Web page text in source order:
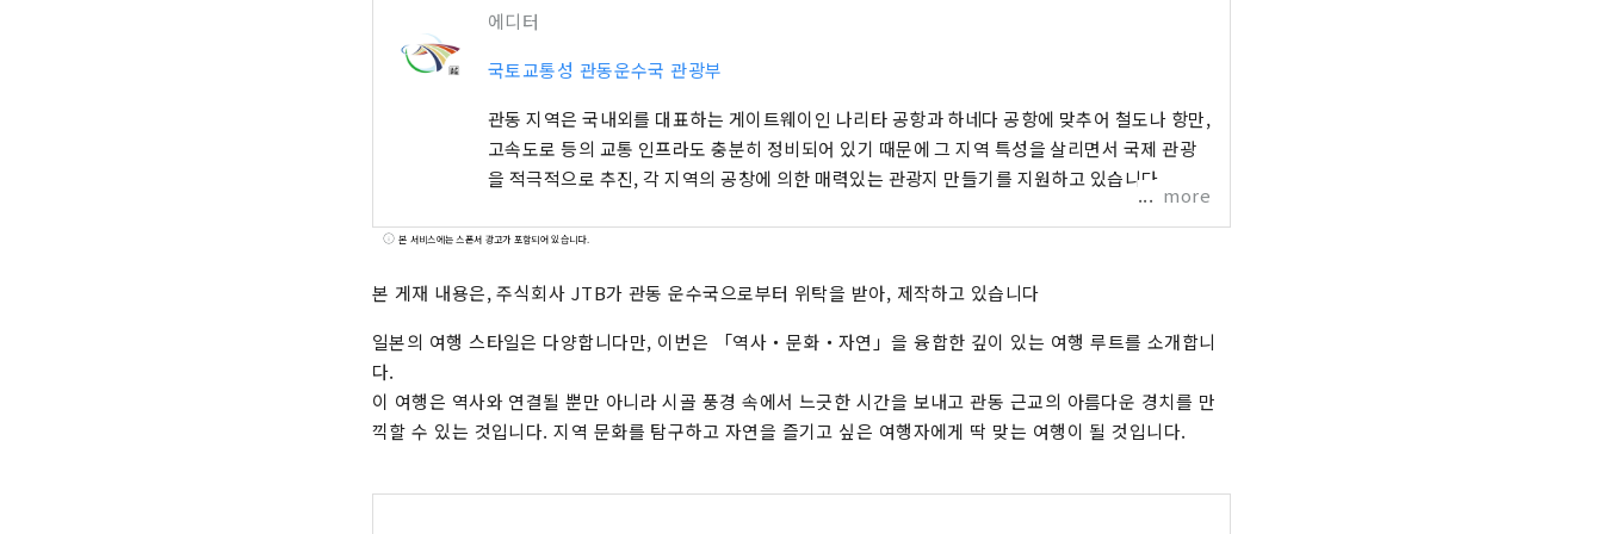
에디터
국토교통성 관동운수국 관광부
관동 지역은 국내외를 대표하는 게이트웨이인 나리타 공항과 하네다 공항에 맞추어 철도나 항만,
고속도로 등의 교통 인프라도 충분히 정비되어 있기 때문에 그 지역 특성을 살리면서 국제 관광
을 적극적으로 추진, 각 지역의 공창에 의한 매력있는 관광지 만들기를 지원하고 있습니다.
more
본 서비스에는 스폰서 광고가 포함되어 있습니다.
본 게재 내용은, 주식회사 JTB가 관동 운수국으로부터 위탁을 받아, 제작하고 있습니다
일본의 여행 스타일은 다양합니다만, 이번은 「역사・문화・자연」을 융합한 깊이 있는 여행 루트를 소개합니
다.
이 여행은 역사와 연결될 뿐만 아니라 시골 풍경 속에서 느긋한 시간을 보내고 관동 근교의 아름다운 경치를 만
끽할 수 있는 것입니다. 지역 문화를 탐구하고 자연을 즐기고 싶은 여행자에게 딱 맞는 여행이 될 것입니다.